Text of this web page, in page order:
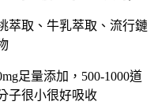
萃取、牛乳萃取、流行鏈
足量添加，500-1000道
子很小很好吸收